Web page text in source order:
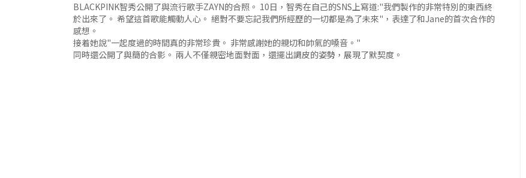
BLACKPINK智秀公開了與流行歌手ZAYN的合照。 10日，智秀在自己的SNS上寫道:"我們製作的非常特別的東西終
於出來了。 希望這首歌能觸動人心。 絕對不要忘記我們所經歷的一切都是為了未來"，表達了和Jane的首次合作的
感想。
接着她說"一起度過的時間真的非常珍貴。 非常感謝她的親切和帥氣的嗓音。"
同時還公開了與簡的合影。 兩人不僅親密地面對面，還擺出調皮的姿勢，展現了默契度。